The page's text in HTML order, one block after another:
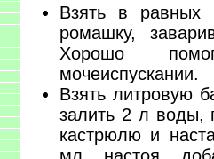
Взять в равных
ромашку,
Хорошо
мочеиспускании.
Взять литровую
залить 2 л воды,
кастрюлю и